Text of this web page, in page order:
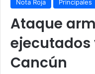
Nota Roja Principales
Ataque
ejecutados
Cancún